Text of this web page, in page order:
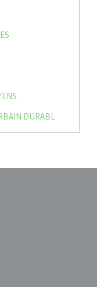
DURABL